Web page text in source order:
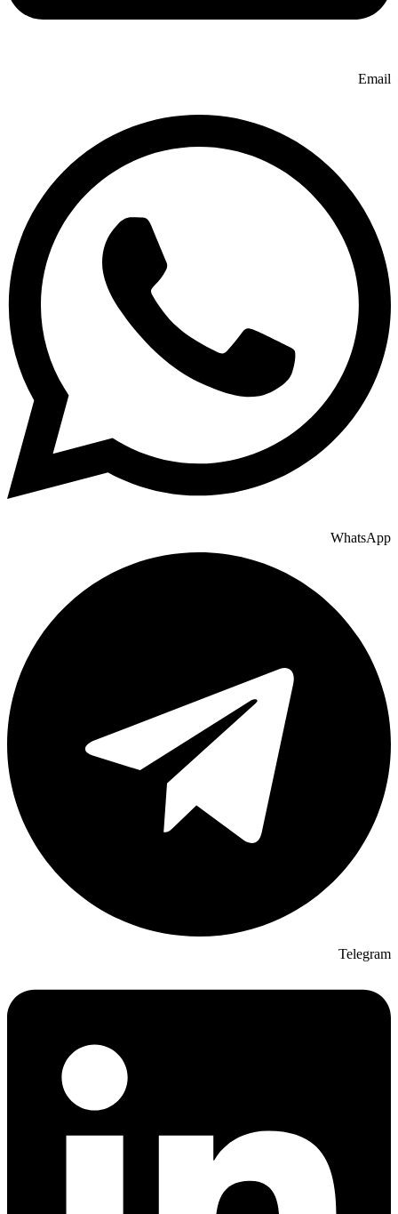
Email
WhatsApp
Telegram